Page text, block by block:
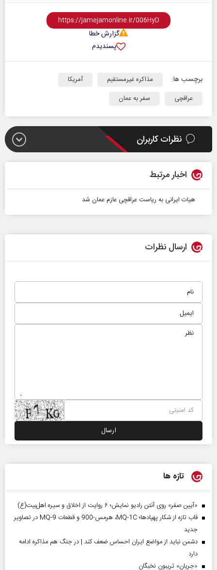
گزارش خطا
پسندیدم
برچسب ها: مذاکره غیرمستقیم
آمریکا
عراقچی
سفر به عمان
نظرات کاربران
اخبار مرتبط
هیات ایرانی به ریاست عراقچی عازم عمان شد
ارسال نظرات
تازه ها
«آیین صفر» روی آنتن رادیو نمایش؛ ۶ روایت از اخلاق و سیره اهل‌بیت(ع)
قاب تازه از شکار پهپادها؛ MQ-1C، هرمس-900 و قطعات MQ-9 در تصاویر
جدید
دشمن نباید از مواضع ایران احساس ضعف کند | در جنگ هم مذاکره ادامه
دارد
«جریان» تریبون نخبگان